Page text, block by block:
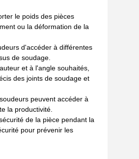
le poids des pièces
ou la déformation de la
d'accéder à différentes
de soudage.
et à l'angle souhaités,
des joints de soudage et
peuvent accéder à
la productivité.
de la pièce pendant la
pour prévenir les